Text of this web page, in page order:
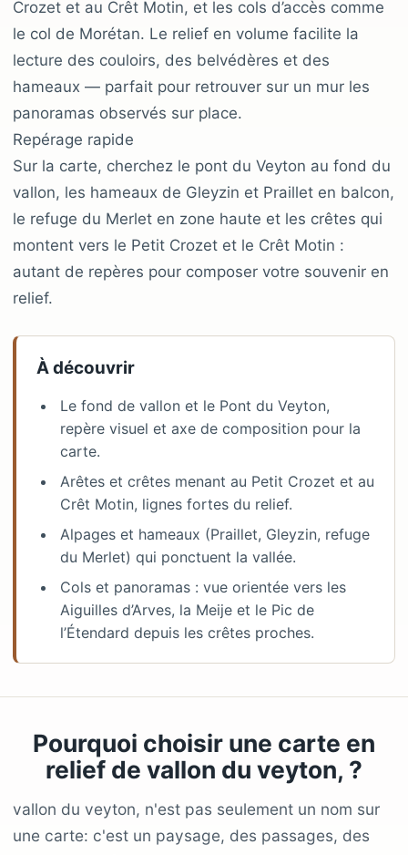
Crozet et au Crêt Motin, et les cols d’accès comme
le col de Morétan. Le relief en volume facilite la
lecture des couloirs, des belvédères et des
hameaux — parfait pour retrouver sur un mur les
panoramas observés sur place.
Repérage rapide
Sur la carte, cherchez le pont du Veyton au fond du
vallon, les hameaux de Gleyzin et Praillet en balcon,
le refuge du Merlet en zone haute et les crêtes qui
montent vers le Petit Crozet et le Crêt Motin :
autant de repères pour composer votre souvenir en
relief.
À découvrir
Le fond de vallon et le Pont du Veyton,
repère visuel et axe de composition pour la
carte.
Arêtes et crêtes menant au Petit Crozet et au
Crêt Motin, lignes fortes du relief.
Alpages et hameaux (Praillet, Gleyzin, refuge
du Merlet) qui ponctuent la vallée.
Cols et panoramas : vue orientée vers les
Aiguilles d’Arves, la Meije et le Pic de
l’Étendard depuis les crêtes proches.
Pourquoi choisir une carte en
relief de vallon du veyton, ?
vallon du veyton, n'est pas seulement un nom sur
une carte: c'est un paysage, des passages, des